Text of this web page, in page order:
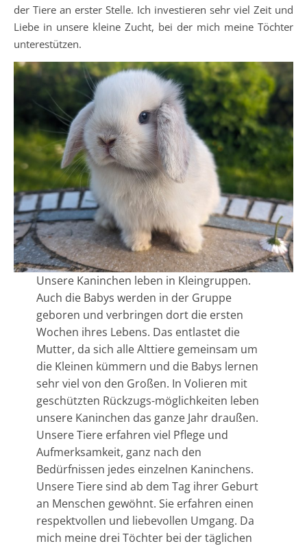
der Tiere an erster Stelle. Ich investieren sehr viel Zeit und
Liebe in unsere kleine Zucht, bei der mich meine Töchter
unterestützen.
Unsere Kaninchen leben in Kleingruppen.
Auch die Babys werden in der Gruppe
geboren und verbringen dort die ersten
Wochen ihres Lebens. Das entlastet die
Mutter, da sich alle Alttiere gemeinsam um
die Kleinen kümmern und die Babys lernen
sehr viel von den Großen. In Volieren mit
geschützten Rückzugs-möglichkeiten leben
unsere Kaninchen das ganze Jahr draußen.
Unsere Tiere erfahren viel Pflege und
Aufmerksamkeit, ganz nach den
Bedürfnissen jedes einzelnen Kaninchens.
Unsere Tiere sind ab dem Tag ihrer Geburt
an Menschen gewöhnt. Sie erfahren einen
respektvollen und liebevollen Umgang. Da
mich meine drei Töchter bei der täglichen